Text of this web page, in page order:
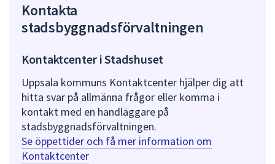
Kontakta
stadsbyggnadsförvaltningen
Kontaktcenter i Stadshuset
Uppsala kommuns Kontaktcenter hjälper dig att
hitta svar på allmänna frågor eller komma i
kontakt med en handläggare på
stadsbyggnadsförvaltningen.
Se öppettider och få mer information om
Kontaktcenter